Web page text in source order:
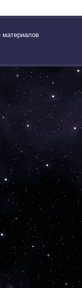
материалов